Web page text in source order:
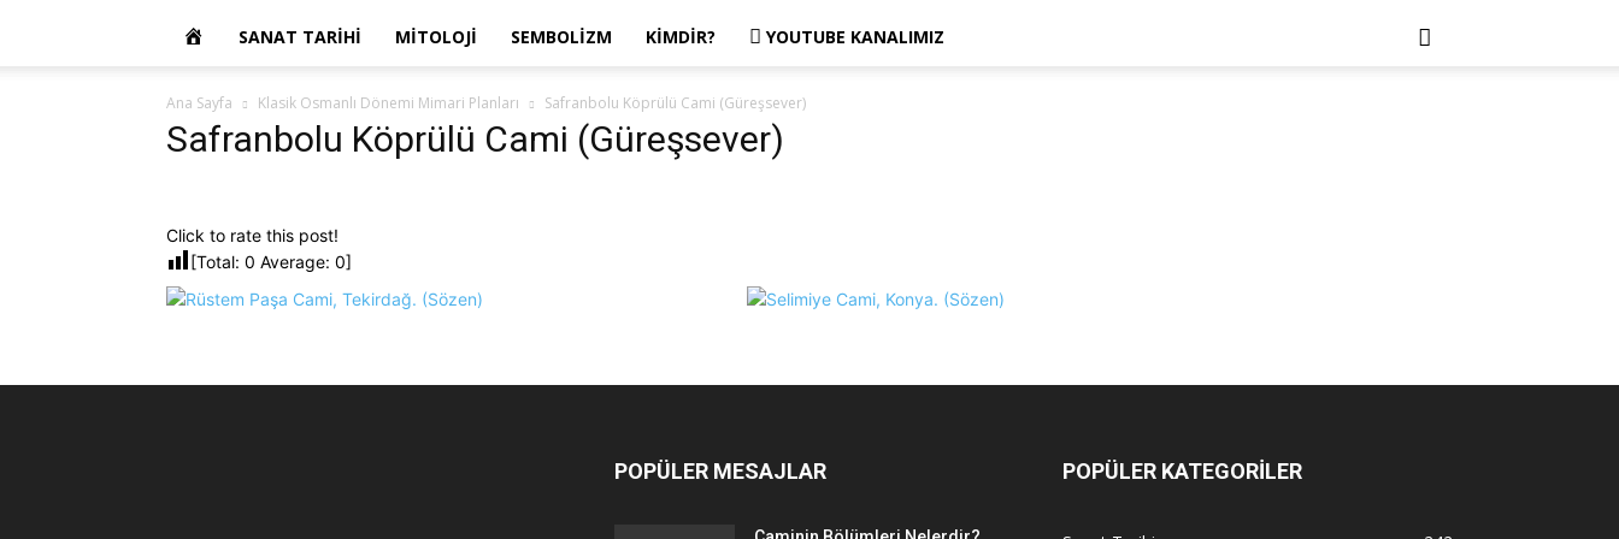
OKUR
YAZARIM
SANAT TARIHI MITOLOJI SEMBOLIZM KIMDIR? YOUTUBE KANALIMIZ
Ana Sayfa Klasik Osmanlı Dönemi Mimari Planları Safranbolu Köprülü Cami (Güreşsever)
Safranbolu Köprülü Cami (Güreşsever)
Click to rate this post!
[Total: 0 Average: 0]
POPÜLER MESAJLAR POPÜLER KATEGORİLER